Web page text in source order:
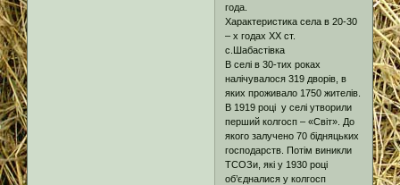
года.
Характеристика села в 20-30
– х годах ХХ ст.
с.Шабастівка
В селі в 30-тих роках
налічувалося 319 дворів, в
яких проживало 1750 жителів.
В 1919 році у селі утворили
перший колгосп – «Світ». До
якого залучено 70 бідняцьких
господарств. Потім виникли
ТСОЗи, які у 1930 році
об’єдналися у колгосп